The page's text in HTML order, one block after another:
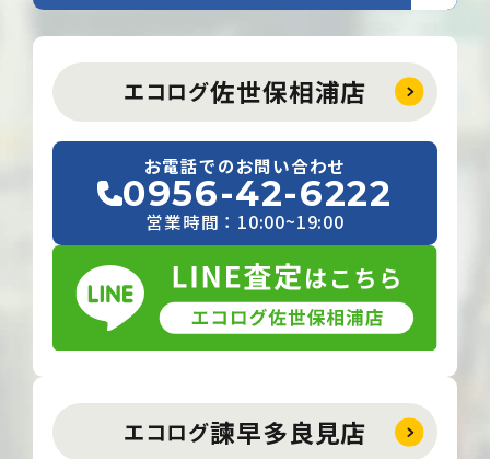
エコログ佐世保相浦店
お電話でのお問い合わせ
0956-42-6222
営業時間：10:00~19:00
エコログ諫早多良見店